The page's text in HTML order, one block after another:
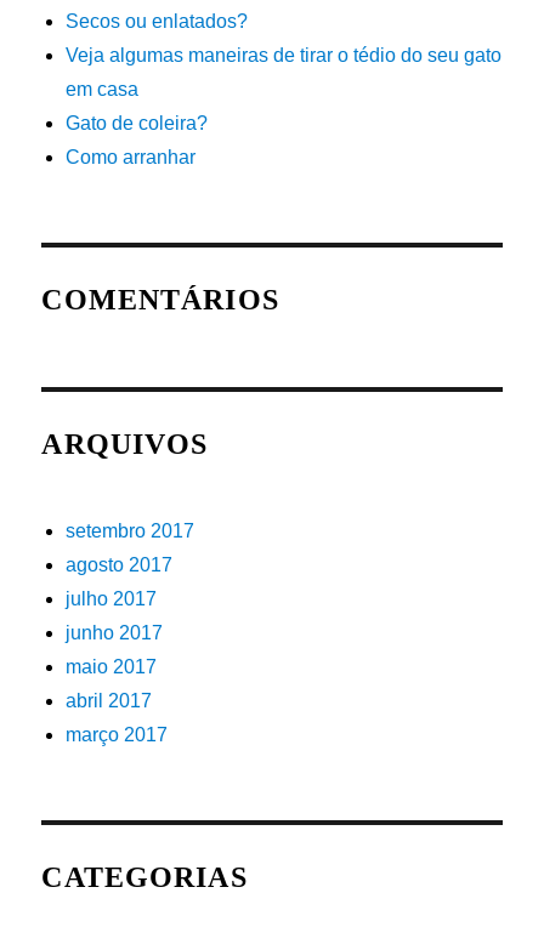
Secos ou enlatados?
Veja algumas maneiras de tirar o tédio do seu gato
em casa
Gato de coleira?
Como arranhar
COMENTÁRIOS
ARQUIVOS
setembro 2017
agosto 2017
julho 2017
junho 2017
maio 2017
abril 2017
março 2017
CATEGORIAS